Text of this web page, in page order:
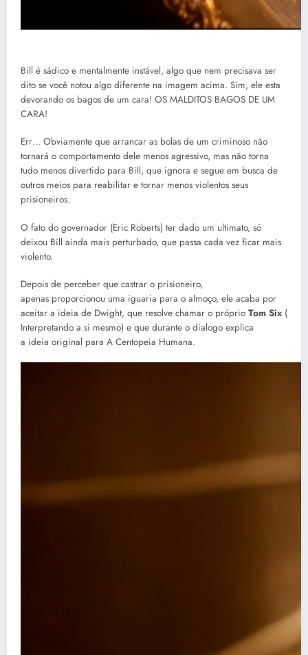
Bill é sádico e mentalmente instável, algo que nem precisava ser
dito se você notou algo diferente na imagem acima. Sim, ele esta
devorando os bagos de um cara! OS MALDITOS BAGOS DE UM
CARA!
Err… Obviamente que arrancar as bolas de um criminoso não
tornará o comportamento dele menos agressivo, mas não torna
tudo menos divertido para Bill, que ignora e segue em busca de
outros meios para reabilitar e tornar menos violentos seus
prisioneiros.
O fato do governador (Eric Roberts) ter dado um ultimato, só
deixou Bill ainda mais perturbado, que passa cada vez ficar mais
violento.
Depois de perceber que castrar o prisioneiro,
apenas proporcionou uma iguaria para o almoço, ele acaba por
aceitar a ideia de Dwight, que resolve chamar o próprio Tom Six (
Interpretando a si mesmo) e que durante o dialogo explica
a ideia original para A Centopeia Humana.